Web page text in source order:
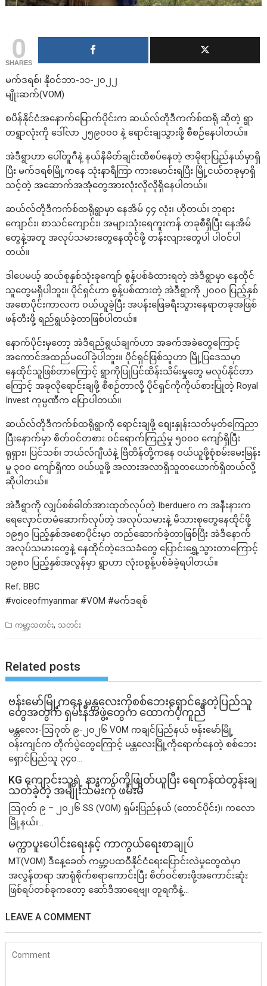
0
SHARES
မက်ဒရစ်၊ နို၀င်ဘာ-၁၁-၂၀၂၂
မျိုးဆက်(VOM)
စပိန်နိုင်ငံအနောက်မြောက်ပိုင်းက ဆယ်လ်တိုဒီကက်စ်ထရို ဆိုတဲ့ ရွာ
တရွာလုံးကို ဒေါ်လာ ၂၅၉၀၀၀ နဲ့ ရောင်းချသွားဖို့ စီစဉ်နေပါတယ်။
အဲဒီရွာဟာ ပေါ်တူဂီနဲ့ နယ်နိမိတ်ချင်းထိစပ်နေတဲ့ ဇာမိုရာပြည်နယ်မှာရှိ
ပြီး မက်ဒရစ်မြို့ကနေ သုံးနာရီကြာ ကားမောင်းရပြီး မြို့ငယ်တခုမှာရှိ
သင့်တဲ့ အဆောက်အအုံတွေအားလုံးလိုလိုရှိနေပါတယ်။
ဆယ်လ်တိုဒီကက်စ်ထရိုရွာမှာ နေအိမ် ၄၄ လုံး၊ ဟိုတယ်၊ ဘုရား
ကျောင်း၊ စာသင်ကျောင်း၊ အများသုံးရေကူးကန် တခုစီရှိပြီး နေအိမ်
တွေနဲ့အတူ အလုပ်သမားတွေနေထိုင်ဖို့ တန်းလျားတွေပါ ပါ၀င်ပါ
တယ်။
ဒါပေမယ့် ဆယ်စုနှစ်သုံးခုကျော် စွန့်ပစ်ခံထားရတဲ့ အဲဒီရွာမှာ နေထိုင်
သူတွေမရှိပါဘူး။ ပိုင်ရှင်ဟာ စွန့်ပစ်ထားတဲ့ အဲဒီရွာကို ၂၀၀၀ ပြည့်နှစ်
အစောပိုင်းကာလက ၀ယ်ယူခဲ့ပြီး အပန်းဖြေခရီးသွားနေရာတခုအဖြစ်
ဖန်တီးဖို့ ရည်ရွယ်ခဲ့တာဖြစ်ပါတယ်။
နောက်ပိုင်းမှတော့ အဲဒီရည်ရွယ်ချက်ဟာ အခက်အခဲတွေကြောင့်
အကောင်အထည်မပေါ်ခဲ့ပါဘူး။ ပိုင်ရှင်ဖြစ်သူဟာ မြို့ပြဒေသမှာ
နေထိုင်သူဖြစ်တာကြောင့် ရွာကိုပြုပြင်ထိန်းသိမ်းမှုတွေ မလုပ်နိုင်တာ
ကြောင့် အခုလိုရောင်းချဖို့ စီစဉ်တာလို့ ပိုင်ရှင်ကိုကိုယ်စားပြုတဲ့ Royal
Invest ကုမ္ပဏီက ပြောပါတယ်။
ဆယ်လ်တိုဒီကက်စ်ထရိုရွာကို ရောင်းချဖို့ စျေးနှုန်းသတ်မှတ်ကြေညာ
ပြီးနောက်မှာ စိတ်၀င်တစား ၀င်ရောက်ကြည့်မှု ၅၀၀၀ ကျော်ရှိပြီး
ရုရှား၊ ပြင်သစ်၊ ဘယ်လ်ဂျီယံနဲ့ ဗြိတိန်တို့ကနေ ၀ယ်ယူဖို့စုံစမ်းမေးမြန်း
မှု ၃၀၀ ကျော်ရှိကာ ၀ယ်ယူဖို့ အလားအလာရှိသူတယောက်ရှိတယ်လို့
ဆိုပါတယ်။
အဲဒီရွာကို လျှပ်စစ်ဓါတ်အားထုတ်လုပ်တဲ့ Iberduero က အနီးနားက
ရေလှောင်တမံဆောက်လုပ်တဲ့ အလုပ်သမားနဲ့ မိသားစုတွေနေထိုင်ဖို့
၁၉၅၀ ပြည့်နှစ်အစောပိုင်းမှာ တည်ဆောက်ခဲ့တာဖြစ်ပြီး အဲဒီနောက်
အလုပ်သမားတွေနဲ့ နေထိုင်တဲ့ဒေသခံတွေ ပြောင်းရွှေ့သွားတာကြောင့်
၁၉၈၀ ပြည့်နှစ်အလွန်မှာ ရွာဟာ လုံး၀စွန့်ပစ်ခံခဲ့ရပါတယ်။
Ref; BBC
#voiceofmyanmar #VOM #မက်ဒရစ်
ကမ္ဘာ့သတင်း, သတင်း
Related posts
ဗန်းမော်မြို့ကနေ မန္တလေးကိုစစ်ဘေးရှောင်နေတဲ့ပြည်သူ
တွေအတွက် ရှမ်းနီအဖွဲ့တွေက ထောက်ပံ့ကူညီ
မန္တလေး-ဩဂုတ် ၉-၂၀၂၆ VOM ကချင်ပြည်နယ် ဗန်းမော်မြို့
ဝန်းကျင်က တိုက်ပွဲတွေကြောင့် မန္တလေးမြို့ကိုရောက်နေတဲ့ စစ်ဘေး
ရှောင်ပြည်သူ ၃၄၀...
KG ကျောင်းသူရဲ့ နားကပ်ကိုဖြုတ်ယူပြီး ရေကန်ထဲတွန်းချ
သတ်ခဲ့တဲ့ အမျိုးသမီးကို ဖမ်းမိ
ဩဂုတ် ၉ – ၂၀၂၆ SS (VOM) ရှမ်းပြည်နယ် (တောင်ပိုင်း)၊ ကလော
မြို့နယ်၊...
မက္ကာပူးပေါင်းရေးနှင့် ကာကွယ်ရေးစာချုပ်
MT(VOM) ​ဒီနေ့ခေတ် ကမ္ဘာ့ပထဝီနိုင်ငံရေးပြောင်းလဲမှုတွေထဲမှာ
အလွန်တရာ အာရုံစိုက်စရာကောင်းပြီး စိတ်ဝင်စားဖို့အကောင်းဆုံး
ဖြစ်ရပ်တစ်ခုကတော့ ဆော်ဒီအာရေဗျ၊ တူရကီနဲ့...
LEAVE A COMMENT